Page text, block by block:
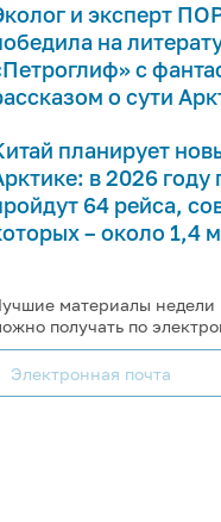
и эксперт
на
с
о сути
планирует
в 2026 году
64 рейса,
– около 1,4
материалы недели
получать по